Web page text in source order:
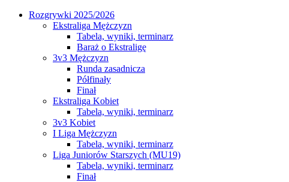
Rozgrywki 2025/2026
Ekstraliga Mężczyzn
Tabela, wyniki, terminarz
Baraż o Ekstraligę
3v3 Mężczyzn
Runda zasadnicza
Półfinały
Finał
Ekstraliga Kobiet
Tabela, wyniki, terminarz
3v3 Kobiet
I Liga Mężczyzn
Tabela, wyniki, terminarz
Liga Juniorów Starszych (MU19)
Tabela, wyniki, terminarz
Finał